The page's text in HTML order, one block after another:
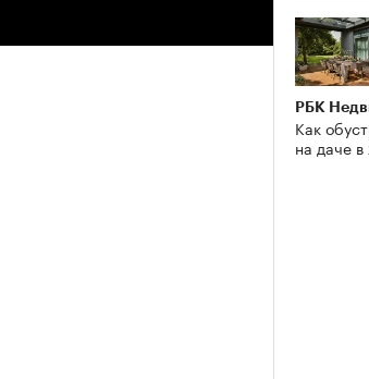
РБК
Как
на даче